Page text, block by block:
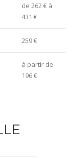
de 262 € à
431 €
259 €
à partir de
196 €